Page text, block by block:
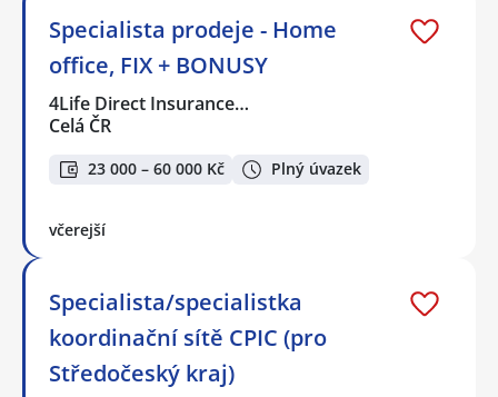
Specialista prodeje - Home
office, FIX + BONUSY
4Life Direct Insurance…
Celá ČR
23 000 – 60 000 Kč Plný úvazek
včerejší
Specialista/specialistka
koordinační sítě CPIC (pro
Středočeský kraj)